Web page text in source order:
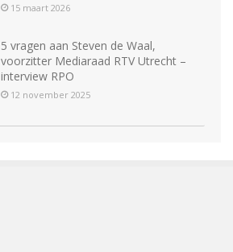
15 maart 2026
5 vragen aan Steven de Waal,
voorzitter Mediaraad RTV Utrecht –
interview RPO
12 november 2025